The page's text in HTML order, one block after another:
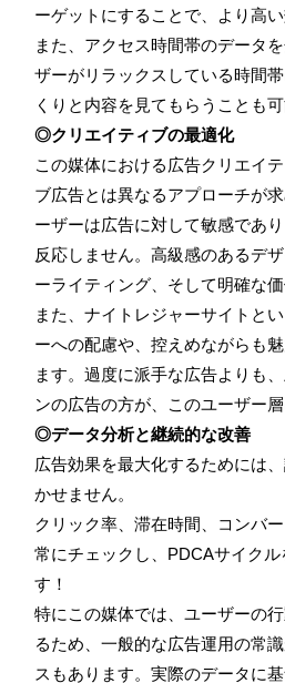
ーゲットにすることで、より高
また、アクセス時間帯のデータ
ザーがリラックスしている時間
くりと内容を見てもらうことも可
◎クリエイティブの最適化
この媒体における広告クリエイ
ブ広告とは異なるアプローチが
ーザーは広告に対して敏感であ
反応しません。高級感のあるデ
ーライティング、そして明確な
また、ナイトレジャーサイトと
ーへの配慮や、控えめながらも
ます。過度に派手な広告よりも
ンの広告の方が、このユーザー
◎データ分析と継続的な改善
広告効果を最大化するためには
かせません。
クリック率、滞在時間、コンバ
常にチェックし、PDCAサイク
す！
特にこの媒体では、ユーザーの
るため、一般的な広告運用の常
スもあります。実際のデータに